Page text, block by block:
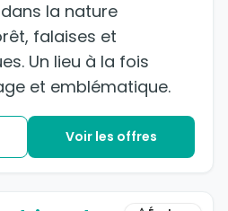
la nature
falaises et
Un lieu à la fois
et emblématique.
Voir les offres